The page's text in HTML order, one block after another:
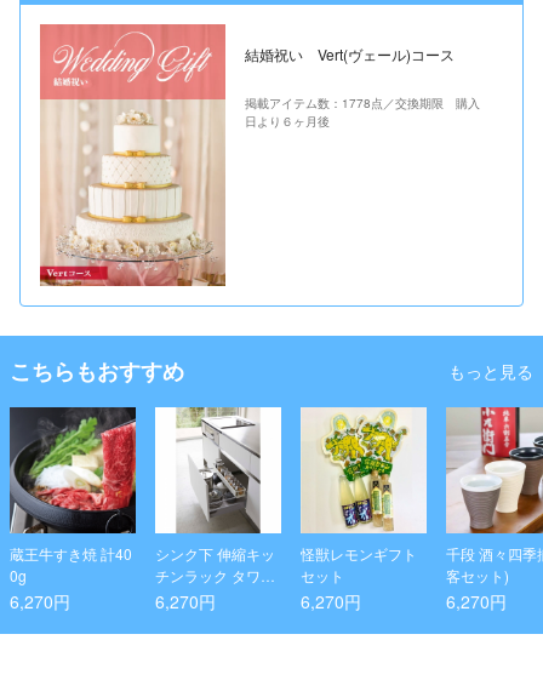
結婚祝い Vert(ヴェール)コース
掲載アイテム数：1778点／交換期限 購入
日より６ヶ月後
こちらもおすすめ もっと見る
蔵王牛すき焼 計40
0g
6,270円
シンク下 伸縮キッ
チンラック タワー
スリム ホワイト
6,270円
怪獣レモンギフト
セット
6,270円
千段 酒々四季
客セット)
6,270円